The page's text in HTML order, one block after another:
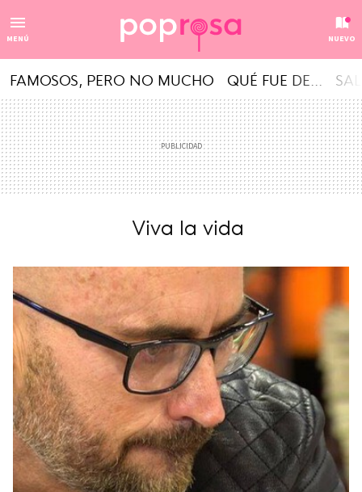
MENÚ NUEVO
FAMOSOS, PERO NO MUCHO QUÉ FUE DE...
Viva la vida